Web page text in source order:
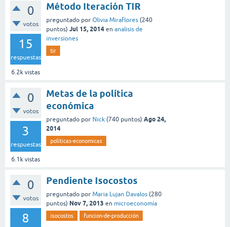
0
votos
15
respuestas
6.2k vistas
Método Iteración TIR
preguntado por Olivia Miraflores (240
puntos) Jul 15, 2014 en analisis de
inversiones
tir
0
votos
3
respuestas
6.1k vistas
Metas de la política
económica
preguntado por Nick (740 puntos) Ago 24,
2014
politicas-economicas
0
votos
8
Pendiente Isocostos
preguntado por Maria Lujan Davalos (280
puntos) Nov 7, 2013 en microeconomía
isocostos funcion-de-producción